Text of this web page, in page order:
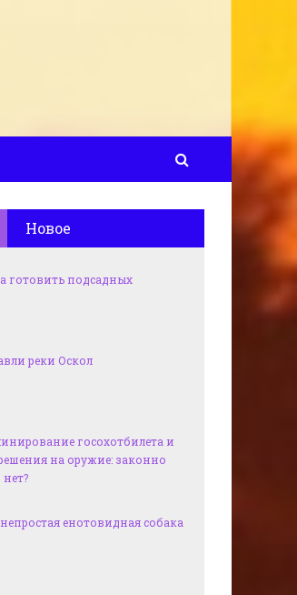
Новое
готовить подсадных
реки Оскол
госохотбилета и
на оружие: законно
енотовидная собака